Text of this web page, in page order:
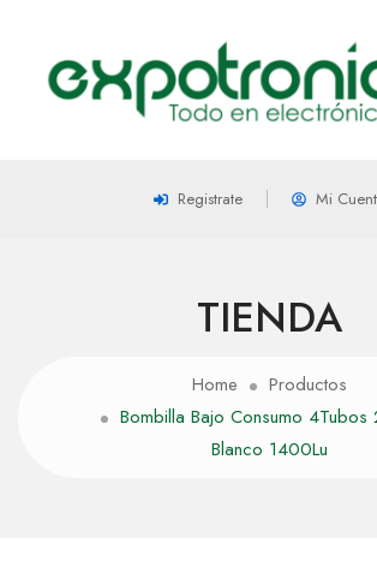
Registrate Mi
TIENDA
Home
Productos
Bombilla Bajo Consumo
Blanco 1400Lu